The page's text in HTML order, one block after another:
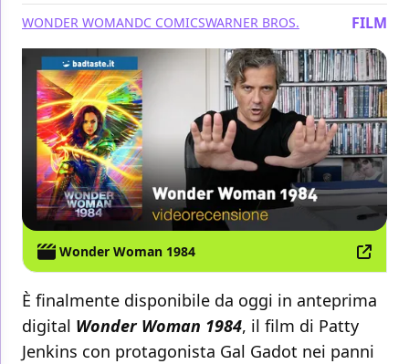
WONDER WOMANDC COMICSWARNER BROS. FILM
Wonder Woman 1984
È finalmente disponibile da oggi in anteprima
digital Wonder Woman 1984, il film di Patty
Jenkins con protagonista Gal Gadot nei panni